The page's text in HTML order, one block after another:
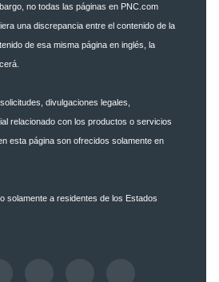
no todas las páginas en PNC.com
una discrepancia entre el contenido de la
de esa misma página en inglés, la
divulgaciones legales,
relacionado con los productos o servicios
esta página son ofrecidos solamente en
solamente a residentes de los Estados